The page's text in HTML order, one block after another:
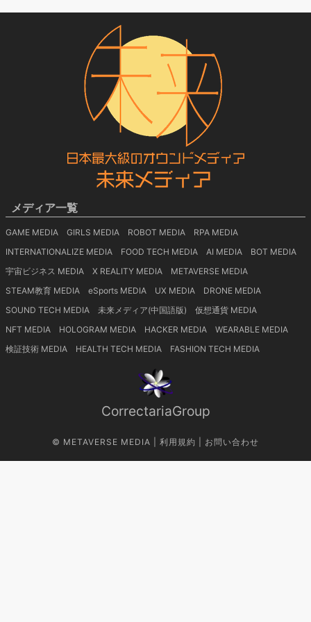
メディア一覧
GAME MEDIA GIRLS MEDIA ROBOT MEDIA
RPA MEDIA
INTERNATIONALIZE MEDIA
FOOD TECH MEDIA AI MEDIA
BOT MEDIA
宇宙ビジネス MEDIA
X REALITY MEDIA
METAVERSE MEDIA
STEAM教育 MEDIA
eSports MEDIA UX MEDIA
DRONE MEDIA
SOUND TECH MEDIA
未来メディア(中国語版)
仮想通貨 MEDIA
NFT MEDIA
HOLOGRAM MEDIA HACKER MEDIA
WEARABLE MEDIA
検証技術 MEDIA
HEALTH TECH MEDIA FASHION TECH MEDIA
CorrectariaGroup
© METAVERSE MEDIA 利用規約 お問い合わせ